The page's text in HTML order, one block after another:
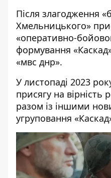
Після злагодження
Хмельницького»
«оперативно-
формування
«мвс днр».
У листопаді 2023
присягу на вірність
разом із іншими
угруповання